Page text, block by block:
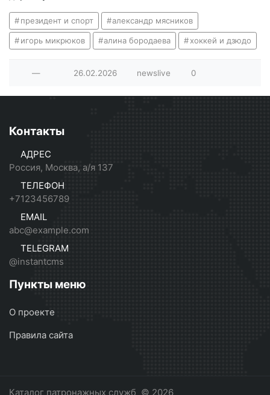
президент и спорт александр мясников
игорь микрюков алина бородаева хоккей и дзюдо
— 26.02.2026 newslive 0
Контакты
АДРЕС
Россия, Москва, а/я 137
ТЕЛЕФОН
+7123456789
EMAIL
abc@example.com
TELEGRAM
@instantcms
Пункты меню
О проекте
Правила сайта
Каталог патронажных служб © 2026